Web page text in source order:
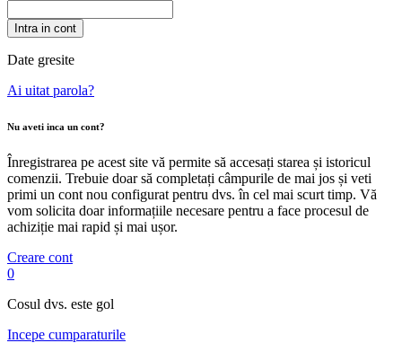
Intra in cont
Date gresite
Ai uitat parola?
Nu aveti inca un cont?
Înregistrarea pe acest site vă permite să accesați starea și istoricul
comenzii. Trebuie doar să completați câmpurile de mai jos și veti
primi un cont nou configurat pentru dvs. în cel mai scurt timp. Vă
vom solicita doar informațiile necesare pentru a face procesul de
achiziție mai rapid și mai ușor.
Creare cont
0
Cosul dvs. este gol
Incepe cumparaturile